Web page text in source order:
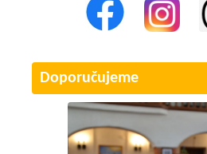
Doporučujeme